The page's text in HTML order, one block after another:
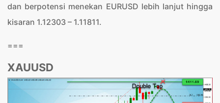
dan berpotensi menekan EURUSD lebih lanjut hingga
kisaran 1.12303 – 1.11811.
===
XAUUSD